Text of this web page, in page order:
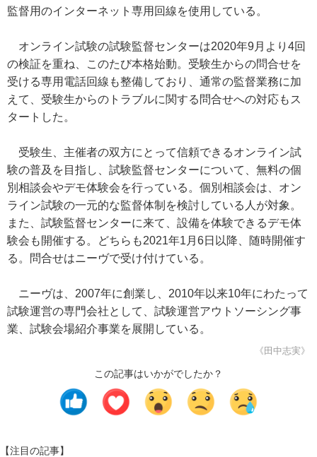
監督用のインターネット専用回線を使用している。
オンライン試験の試験監督センターは2020年9月より4回
の検証を重ね、このたび本格始動。受験生からの問合せを
受ける専用電話回線も整備しており、通常の監督業務に加
えて、受験生からのトラブルに関する問合せへの対応もス
タートした。
受験生、主催者の双方にとって信頼できるオンライン試
験の普及を目指し、試験監督センターについて、無料の個
別相談会やデモ体験会を行っている。個別相談会は、オン
ライン試験の一元的な監督体制を検討している人が対象。
また、試験監督センターに来て、設備を体験できるデモ体
験会も開催する。どちらも2021年1月6日以降、随時開催す
る。問合せはニーヴで受け付けている。
ニーヴは、2007年に創業し、2010年以来10年にわたって
試験運営の専門会社として、試験運営アウトソーシング事
業、試験会場紹介事業を展開している。
《田中志実》
この記事はいかがでしたか？
【注目の記事】